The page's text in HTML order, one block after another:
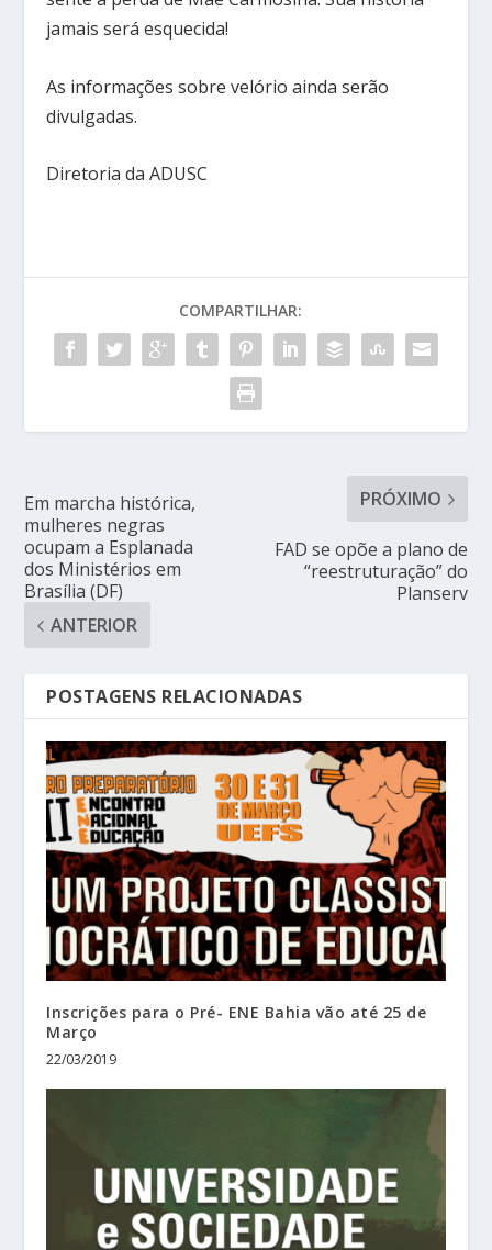
jamais será esquecida!
As informações sobre velório ainda serão
divulgadas.
Diretoria da ADUSC
COMPARTILHAR:
Em marcha histórica,
mulheres negras
ocupam a Esplanada
dos Ministérios em
Brasília (DF)
ANTERIOR
PRÓXIMO
FAD se opõe a plano de
“reestruturação” do
Planserv
POSTAGENS RELACIONADAS
Inscrições para o Pré- ENE Bahia vão até 25 de
Março
22/03/2019